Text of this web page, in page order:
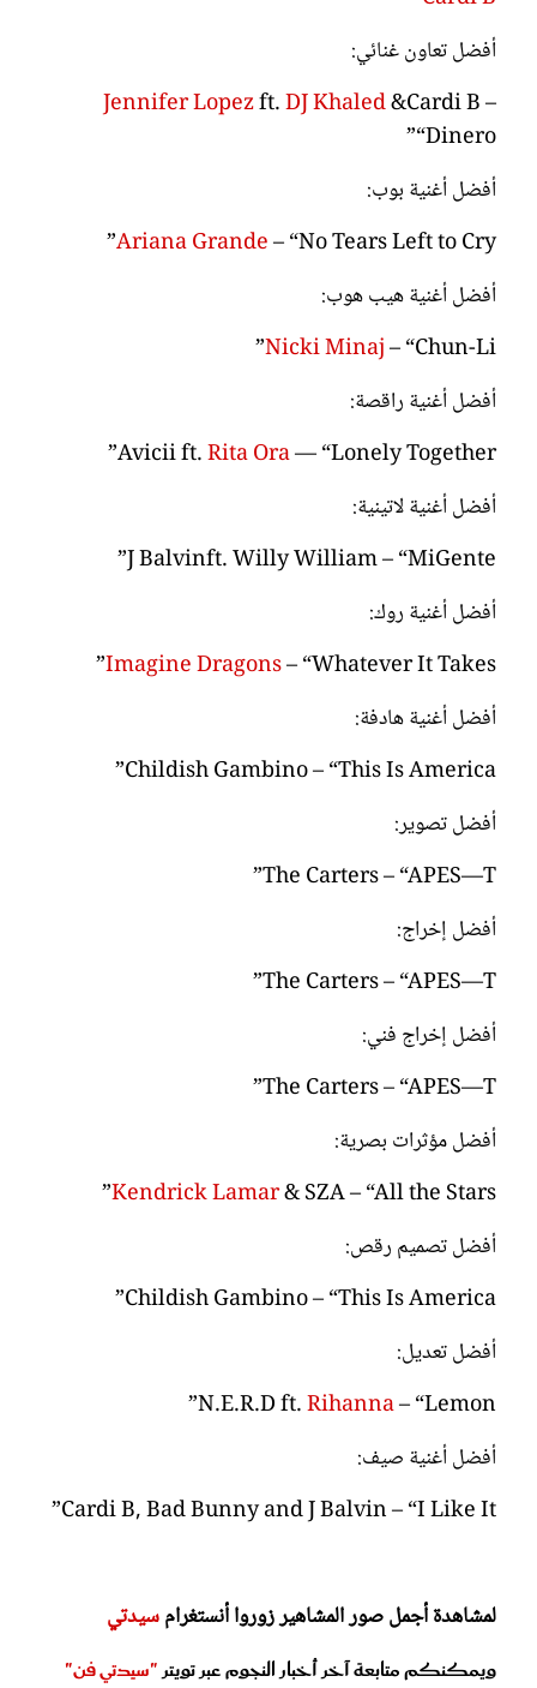
أفضل تعاون غنائي:
Jennifer Lopezft.DJ Khaled&Cardi B –
“Dinero”
أفضل أغنية بوب:
Ariana Grande– “No Tears Left to Cry”
أفضل أغنية هيب هوب:
Nicki Minaj– “Chun-Li”
أفضل أغنية راقصة:
Avicii ft.Rita Ora— “Lonely Together”
أفضل أغنية لاتينية:
J Balvinft. Willy William – “MiGente”
أفضل أغنية روك:
Imagine Dragons– “Whatever It Takes”
أفضل أغنية هادفة:
Childish Gambino – “This Is America”
أفضل تصوير:
The Carters – “APES—T”
أفضل إخراج:
The Carters – “APES—T”
أفضل إخراج فني:
The Carters – “APES—T”
أفضل مؤثرات بصرية:
Kendrick Lamar& SZA – “All the Stars”
أفضل تصميم رقص:
Childish Gambino – “This Is America”
أفضل تعديل:
N.E.R.D ft.Rihanna– “Lemon”
أفضل أغنية صيف:
Cardi B, Bad Bunny and J Balvin – “I Like It”
لمشاهدة أجمل صور المشاهير زوروا أنستغرامسيدتي
ويمكنكم متابعة آخر أخبار النجوم عبر تويتر"سيدتي فن"